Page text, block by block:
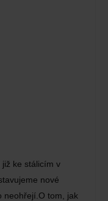
ke stálicím v
nové
neohřejí.O tom, jak